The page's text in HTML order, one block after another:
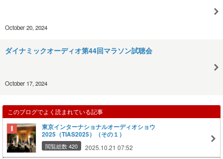
October 20, 2024
ダイナミックオーディオ第44回マラソン試聴会
October 17, 2024
このブログでよく読まれている記事
東京インターナショナルオーディオショウ
2025（TIAS2025）（その１）
閲覧総数 420 2025.10.21 07:52